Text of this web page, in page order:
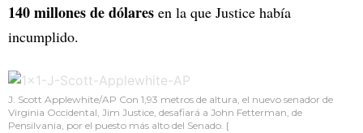
140 millones de dólares en la que Justice había
incumplido.
J. Scott Applewhite/AP Con 1,93 metros de altura, el nuevo senador de
Virginia Occidental, Jim Justice, desafiará a John Fetterman, de
Pensilvania, por el puesto más alto del Senado. [